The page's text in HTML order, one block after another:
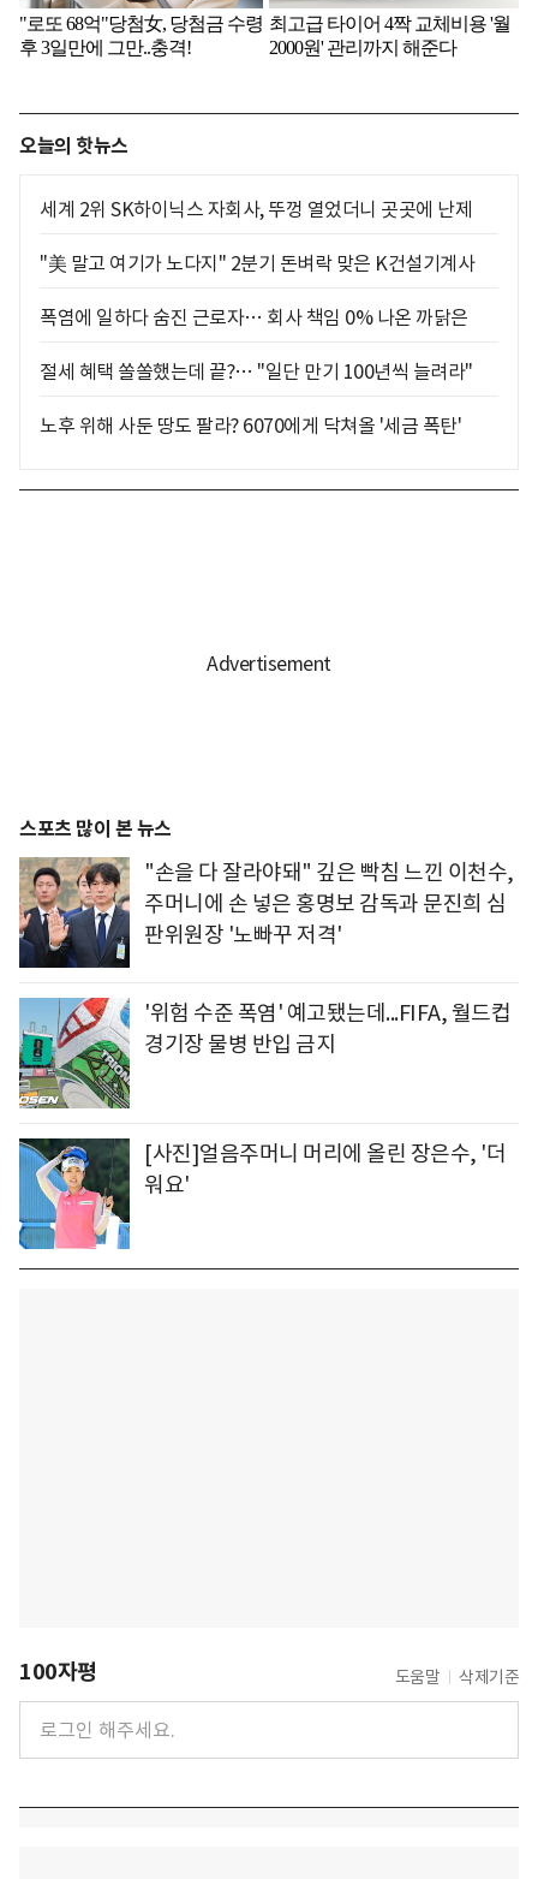
오늘의 핫뉴스
세계 2위 SK하이닉스 자회사, 뚜껑 열었더니 곳곳에 난제
"美 말고 여기가 노다지" 2분기 돈벼락 맞은 K건설기계사
폭염에 일하다 숨진 근로자… 회사 책임 0% 나온 까닭은
절세 혜택 쏠쏠했는데 끝?… "일단 만기 100년씩 늘려라"
노후 위해 사둔 땅도 팔라? 6070에게 닥쳐올 '세금 폭탄'
스포츠 많이 본 뉴스
"손을 다 잘라야돼" 깊은 빡침 느낀 이천수,
주머니에 손 넣은 홍명보 감독과 문진희 심
판위원장 '노빠꾸 저격'
'위험 수준 폭염' 예고됐는데...FIFA, 월드컵
경기장 물병 반입 금지
[사진]얼음주머니 머리에 올린 장은수, '더
워요'
100자평 도움말 삭제기준